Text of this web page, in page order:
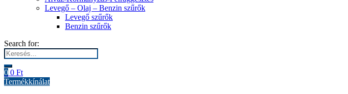
Levegő – Olaj – Benzin szűrők
Levegő szűrők
Benzin szűrők
Search for:
0 0 Ft
Termékkínálat